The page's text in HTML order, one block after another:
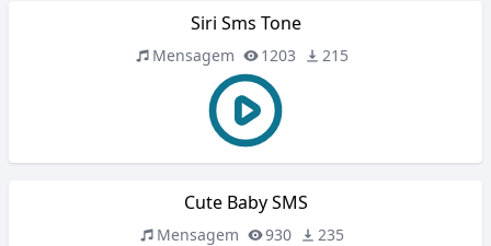
Siri Sms Tone
Mensagem 1203 215
Cute Baby SMS
Mensagem 930 235